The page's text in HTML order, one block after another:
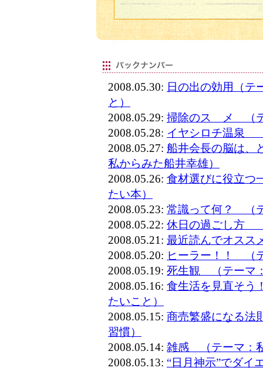
2008.05.30: 日の出の効用（テ
と）
2008.05.29: 掃除のスゝメ （
2008.05.28: イヤシロチ温泉
2008.05.27: 船井会長の脳は、
私からみた船井幸雄）
2008.05.26: 食材選びに役立つ
たい本）
2008.05.23: 常識って何？ （
2008.05.22: 休日の過ごし方
2008.05.21: 最近読んでオスス
2008.05.20: ヒーラー！！ （
2008.05.19: 死生観 （テーマ
2008.05.16: 食生活を見直そう
たいこと）
2008.05.15: 商売繁盛になる法
習慣）
2008.05.14: 雑感 （テーマ：
2008.05.13: “日月神示”でダ